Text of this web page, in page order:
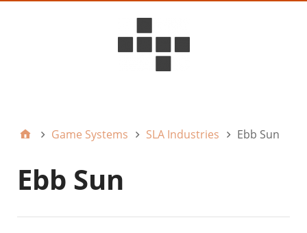
Game Systems SLA Industries Ebb Sun
Ebb Sun